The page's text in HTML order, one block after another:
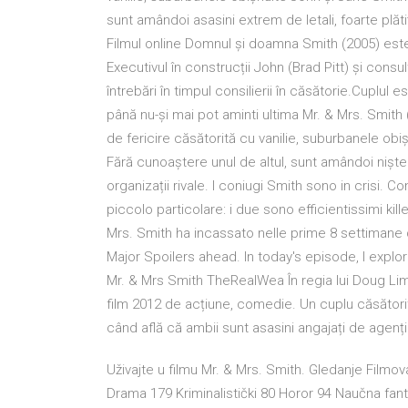
sunt amândoi asasini extrem de letali, foarte
Filmul online Domnul și doamna Smith (2005)
Executivul în construcții John (Brad Pitt) și
întrebări în timpul consilierii în căsătorie.Cuplul
până nu-și mai pot aminti ultima Mr. & Mrs.
de fericire căsătorită cu vanilie, suburbanele
Fără cunoaștere unul de altul, sunt amândoi
organizații rivale. I coniugi Smith sono in crisi.
piccolo particolare: i due sono efficientissimi
Mrs. Smith ha incassato nelle prime 8
Major Spoilers ahead. In today's episode, I
Mr. & Mrs Smith TheRealWea În regia lui Doug
film 2012 de acțiune, comedie. Un cuplu
când află că ambii sunt asasini angajați de
Uživajte u filmu Mr. & Mrs. Smith. Gledanje
Drama 179 Kriminalistički 80 Horor 94 Naučna